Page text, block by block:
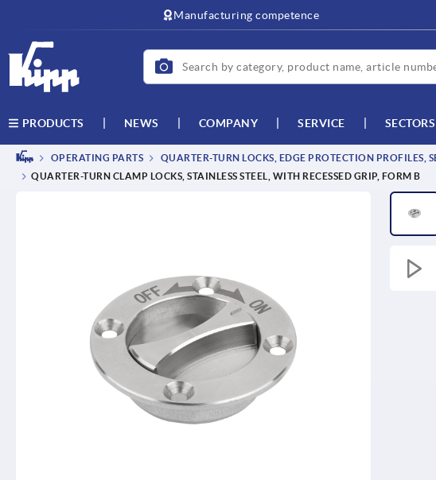
Manufacturing competence
PRODUCTS NEWS COMPANY SERVICE SECTORS
OPERATING PARTS QUARTER-TURN LOCKS, EDGE PROTECTION PROFILES,
QUARTER-TURN CLAMP LOCKS, STAINLESS STEEL, WITH RECESSED GRIP, FORM B